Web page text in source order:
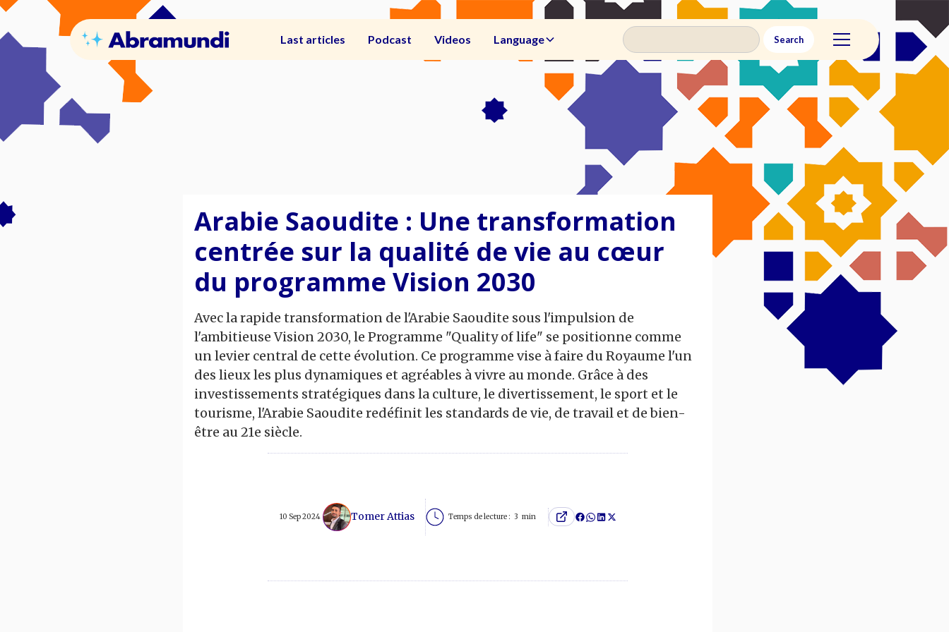
Last articles Podcast Videos Language
Arabie Saoudite : Une transformation
centrée sur la qualité de vie au cœur
du programme Vision 2030
Avec la rapide transformation de l'Arabie Saoudite sous l'impulsion de
l'ambitieuse Vision 2030, le Programme "Quality of life" se positionne comme
un levier central de cette évolution. Ce programme vise à faire du Royaume l'un
des lieux les plus dynamiques et agréables à vivre au monde. Grâce à des
investissements stratégiques dans la culture, le divertissement, le sport et le
tourisme, l'Arabie Saoudite redéfinit les standards de vie, de travail et de bien-
être au 21e siècle.
10 Sep 2024 Tomer Attias Temps de lecture : 3 min